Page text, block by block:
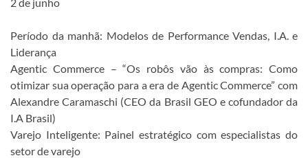
Período da manhã: Modelos de Performance Vendas, I.A. e
Liderança
Agentic Commerce – “Os robôs vão às compras: Como
otimizar sua operação para a era de Agentic Commerce” com
Alexandre Caramaschi (CEO da Brasil GEO e cofundador da
I.A Brasil)
Varejo Inteligente: Painel estratégico com especialistas do
setor de varejo